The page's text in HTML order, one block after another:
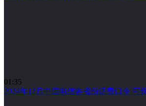
01:35
2024年12月中国电信各省份话费口令 可